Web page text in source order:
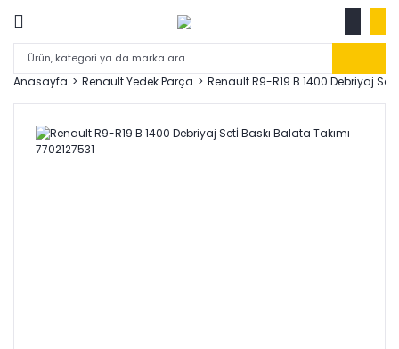
Anasayfa Renault Yedek Parça Renault R9-R19 B 1400 Debriyaj Setİ